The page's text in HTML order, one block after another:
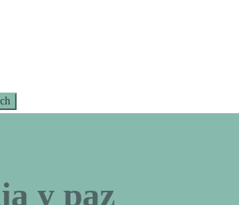
y paz